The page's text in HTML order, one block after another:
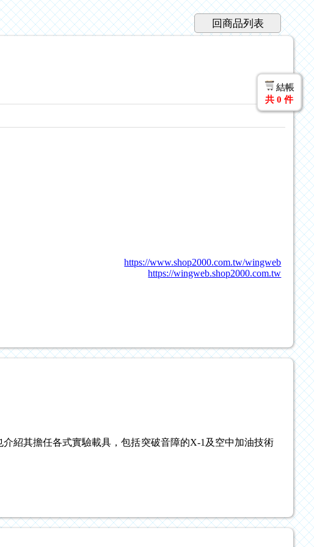
回商品列表
https://www.shop2000.com.tw/wingweb
https://wingweb.shop2000.com.tw
結帳
共 0 件
紹其擔任各式實驗載具，包括突破音障的X-1及空中加油技術